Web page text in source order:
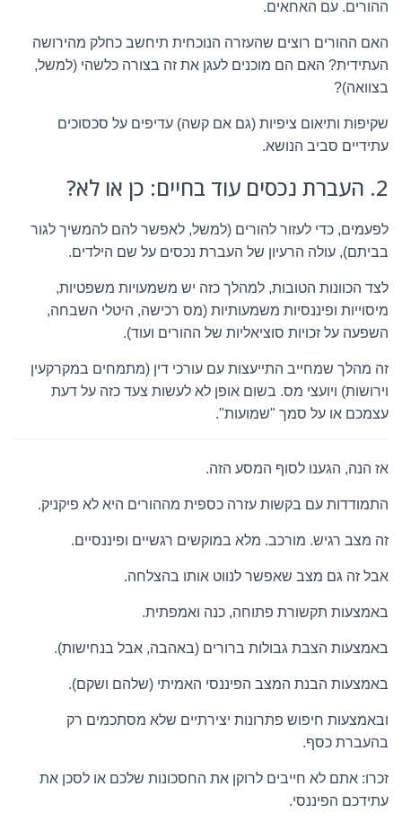
ההורים. עם האחאים.
האם ההורים רוצים שהעזרה הנוכחית תיחשב כחלק מהירושה
העתידית? האם הם מוכנים לעגן את זה בצורה כלשהי (למשל,
בצוואה)?
שקיפות ותיאום ציפיות (גם אם קשה) עדיפים על סכסוכים
עתידיים סביב הנושא.
2. העברת נכסים עוד בחיים: כן או לא?
לפעמים, כדי לעזור להורים (למשל, לאפשר להם להמשיך לגור
בביתם), עולה הרעיון של העברת נכסים על שם הילדים.
לצד הכוונות הטובות, למהלך כזה יש משמעויות משפטיות,
מיסוייות ופיננסיות משמעותיות (מס רכישה, היטלי השבחה,
השפעה על זכויות סוציאליות של ההורים ועוד).
זה מהלך שמחייב התייעצות עם עורכי דין (מתמחים במקרקעין
וירושות) ויועצי מס. בשום אופן לא לעשות צעד כזה על דעת
עצמכם או על סמך "שמועות".
אז הנה, הגענו לסוף המסע הזה.
התמודדות עם בקשות עזרה כספית מההורים היא לא פיקניק.
זה מצב רגיש. מורכב. מלא במוקשים רגשיים ופיננסיים.
אבל זה גם מצב שאפשר לנווט אותו בהצלחה.
באמצעות תקשורת פתוחה, כנה ואמפתית.
באמצעות הצבת גבולות ברורים (באהבה, אבל בנחישות).
באמצעות הבנת המצב הפיננסי האמיתי (שלהם ושקם).
ובאמצעות חיפוש פתרונות יצירתיים שלא מסתכמים רק
בהעברת כסף.
זכרו: אתם לא חייבים לרוקן את החסכונות שלכם או לסכן את
עתידכם הפיננסי.